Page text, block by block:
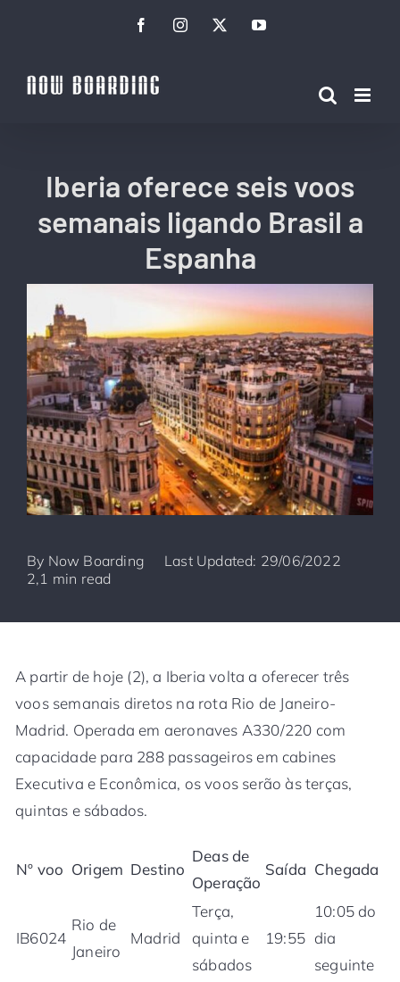
conteúdo
FacebookInstagramTwitterYouTube
Iberia oferece seis voos
semanais ligando Brasil a
Espanha
By Now Boarding
Last Updated: 29/06/2022
2,1 min read
A partir de hoje (2), a Iberia volta a oferecer três
voos semanais diretos na rota Rio de Janeiro-
Madrid. Operada em aeronaves A330/220 com
capacidade para 288 passageiros em cabines
Executiva e Econômica, os voos serão às terças,
quintas e sábados.
Nº voo Origem Destino
Deas de
Operação
Saída Chegada
IB6024
Rio de
Janeiro
Madrid
Terça,
quinta e
sábados
19:55
10:05 do
dia
seguinte